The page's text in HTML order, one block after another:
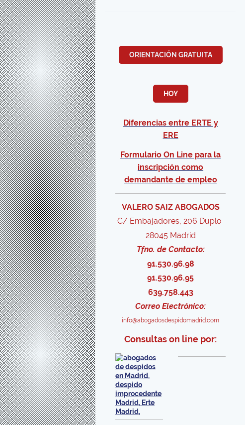
ORIENTACIÓN GRATUITA
HOY
Diferencias entre ERTE y
ERE
Formulario On Line para la
inscripción como
demandante de empleo
VALERO SAIZ ABOGADOS
C/ Embajadores, 206 Duplo
28045 Madrid
Tfno. de Contacto:
91.530.96.98
91.530.96.95
639.758.443
Correo Electrónico:
info@abogadosdespidomadrid.com
Consultas on line por: